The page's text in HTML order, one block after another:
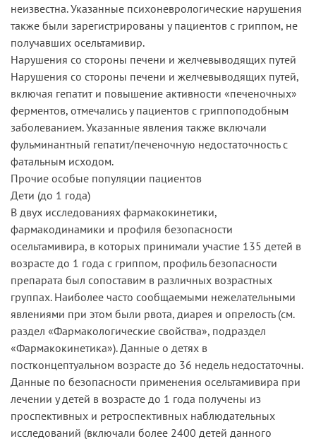
неизвестна. Указанные психоневрологические нарушения
также были зарегистрированы у пациентов с гриппом, не
получавших осельтамивир.
Нарушения со стороны печени и желчевыводящих путей
Нарушения со стороны печени и желчевыводящих путей,
включая гепатит и повышение активности «печеночных»
ферментов, отмечались у пациентов с гриппоподобным
заболеванием. Указанные явления также включали
фульминантный гепатит/печеночную недостаточность с
фатальным исходом.
Прочие особые популяции пациентов
Дети (до 1 года)
В двух исследованиях фармакокинетики,
фармакодинамики и профиля безопасности
осельтамивира, в которых принимали участие 135 детей в
возрасте до 1 года с гриппом, профиль безопасности
препарата был сопоставим в различных возрастных
группах. Наиболее часто сообщаемыми нежелательными
явлениями при этом были рвота, диарея и опрелость (см.
раздел «Фармакологические свойства», подраздел
«Фармакокинетика»). Данные о детях в
постконцептуальном возрасте до 36 недель недостаточны.
Данные по безопасности применения осельтамивира при
лечении у детей в возрасте до 1 года получены из
проспективных и ретроспективных наблюдательных
исследований (включали более 2400 детей данного